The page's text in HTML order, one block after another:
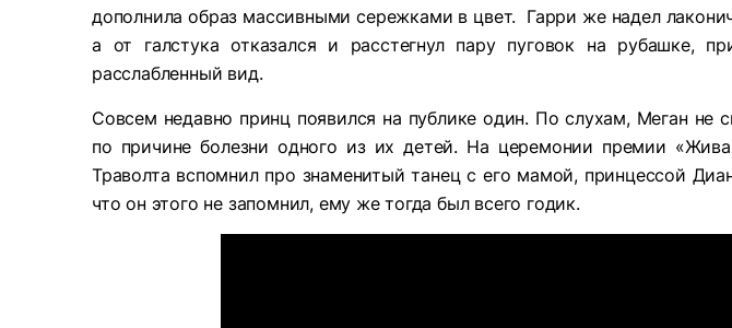
дополнила образ массивными сережками в цвет. Гарри же надел
а от галстука отказался и расстегнул пару пуговок на рубашке,
расслабленный вид.
Совсем недавно принц появился на публике один. По слухам, Меган не
по причине болезни одного из их детей. На церемонии премии
Траволта вспомнил про знаменитый танец с его мамой, принцессой
что он этого не запомнил, ему же тогда был всего годик.